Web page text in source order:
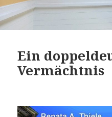
Ein
Vermächtnis